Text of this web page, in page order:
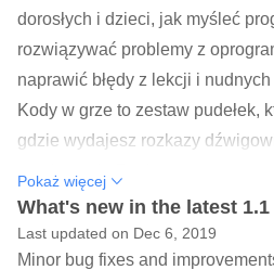
dorosłych i dzieci, jak myśleć
rozwiązywać problemy z
naprawić błędy z lekcji i
Kody w grze to zestaw pudełek,
gdzie wydajesz rozkazy
przekazania Poziom
Pokaż więcej
What's new in the latest 1.1
Last updated on Dec 6, 2019
Minor bug fixes and